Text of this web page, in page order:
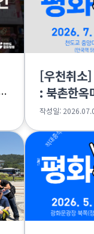
[우천취소
: 북촌한옥
작성일: